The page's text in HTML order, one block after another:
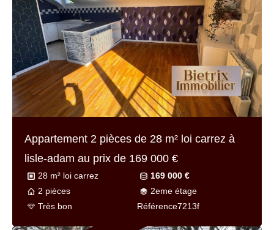
Appartement 2 pièces de 28 m² loi carrez à
lisle-adam au prix de 169 000 €
28 m² loi carrez
169 000 €
2 pièces
2eme étage
Très bon
Référence7213f